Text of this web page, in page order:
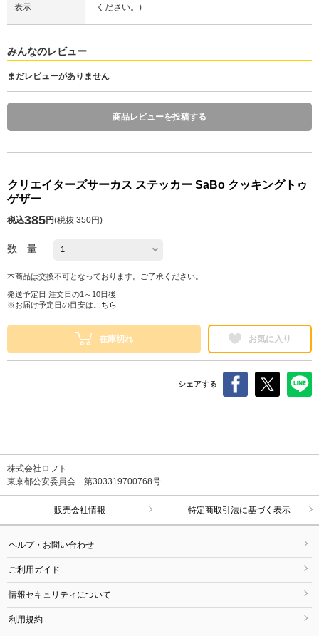
表示
ください。)
みんなのレビュー
まだレビューがありません
商品レビューを投稿する
クリエイターズサーカス ステッカー SaBo クッキングトゥ
ゲザー
税込385円(税抜 350円)
数 量
本商品は交換不可となっております。ご了承ください。
発送予定日 注文日の1～10日後
※お届け予定日の目安は こちら
在庫切れ お気に入り
シェアする
株式会社ロフト
東京都公安委員会 第303319700768号
販売会社情報 特定商取引法に基づく表示
ヘルプ・お問い合わせ
ご利用ガイド
情報セキュリティについて
利用規約